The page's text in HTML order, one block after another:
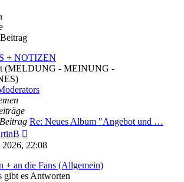
+ NOTIZEN
(MELDUNG - MEINUNG -
Re: Neues Album "Angebot und …
Beitrag
22:08
+ an die Fans (Allgemein)
gibt es Antworten